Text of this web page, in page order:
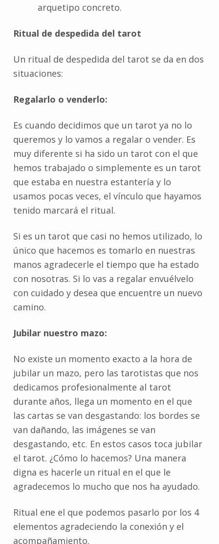
arquetipo concreto.
Ritual de despedida del tarot
Un ritual de despedida del tarot se da en dos
situaciones:
Regalarlo o venderlo:
Es cuando decidimos que un tarot ya no lo
queremos y lo vamos a regalar o vender. Es
muy diferente si ha sido un tarot con el que
hemos trabajado o simplemente es un tarot
que estaba en nuestra estantería y lo
usamos pocas veces, el vínculo que hayamos
tenido marcará el ritual.
Si es un tarot que casi no hemos utilizado, lo
único que hacemos es tomarlo en nuestras
manos agradecerle el tiempo que ha estado
con nosotras. Si lo vas a regalar envuélvelo
con cuidado y desea que encuentre un nuevo
camino.
Jubilar nuestro mazo:
No existe un momento exacto a la hora de
jubilar un mazo, pero las tarotistas que nos
dedicamos profesionalmente al tarot
durante años, llega un momento en el que
las cartas se van desgastando: los bordes se
van dañando, las imágenes se van
desgastando, etc. En estos casos toca jubilar
el tarot. ¿Cómo lo hacemos? Una manera
digna es hacerle un ritual en el que le
agradecemos lo mucho que nos ha ayudado.
Ritual ene el que podemos pasarlo por los 4
elementos agradeciendo la conexión y el
acompañamiento.